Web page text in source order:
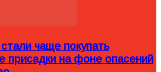
чаще покупать
присадки на фоне опасений